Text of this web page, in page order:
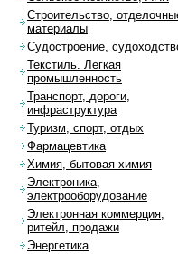
Строительство,
материалы
Судостроение,
Текстиль. Легкая
промышленность
Транспорт, дороги,
инфраструктура
Туризм, спорт, отдых
Фармацевтика
Химия, бытовая химия
Электроника,
электрооборудование
Электронная коммерция,
ритейл, продажи
Энергетика